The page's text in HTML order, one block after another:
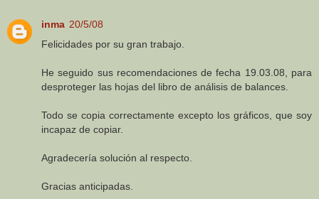
inma 20/5/08
Felicidades por su gran trabajo.
He seguido sus recomendaciones de fecha 19.03.08, para
desproteger las hojas del libro de análisis de balances.
Todo se copia correctamente excepto los gráficos, que soy
incapaz de copiar.
Agradecería solución al respecto.
Gracias anticipadas.